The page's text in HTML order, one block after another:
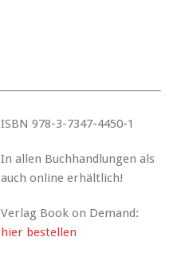
ISBN 978-3-7347-4450-1
In allen Buchhandlungen als
auch online erhältlich!
Verlag Book on Demand:
hier bestellen